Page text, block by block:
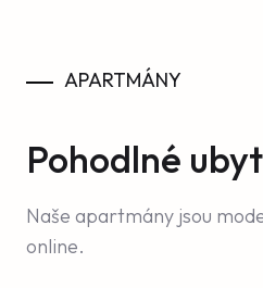
APARTMÁNY
Pohodlné
Naše apartmány jsou
online.